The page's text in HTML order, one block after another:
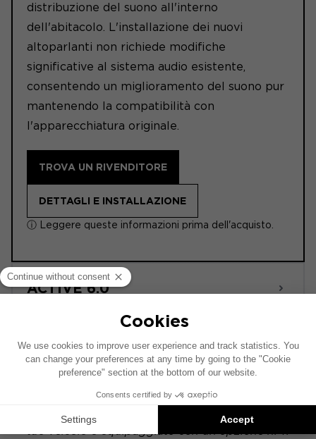
distribuzione del suono all'interno
dell'abitacolo. L'installazione dei nuovi
altoparlanti non richiede modifiche
significative al sistema audio esistente,
consentendo un miglioramento del suono pur
mantenendo la compatibilità con
l'apparecchiatura originale.
TROVA UN RIVENDITORE
DETTAGLI E INSTALLAZIONE
ⓘ Leggere queste informazioni prima dell'acquisto.
ACTIVE 6.0
POWERED
Questo schema di installazione si basa su un
veicolo dotato di un impianto audio di serie. Se il
tuo veicolo è equipaggiato con un'opzione hi-fi